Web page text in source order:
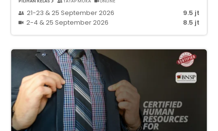
21-23 & 25 September 2026
9.5 jt
2-4 & 25 September 2026
8.5 jt